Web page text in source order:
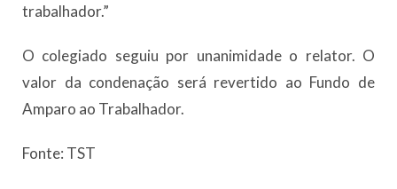
trabalhador.”
O colegiado seguiu por unanimidade o relator. O
valor da condenação será revertido ao Fundo de
Amparo ao Trabalhador.
Fonte: TST